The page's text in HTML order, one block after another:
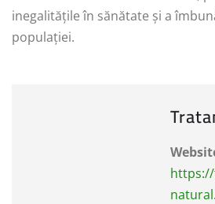
inegalitățile în sănătate și a
populației.